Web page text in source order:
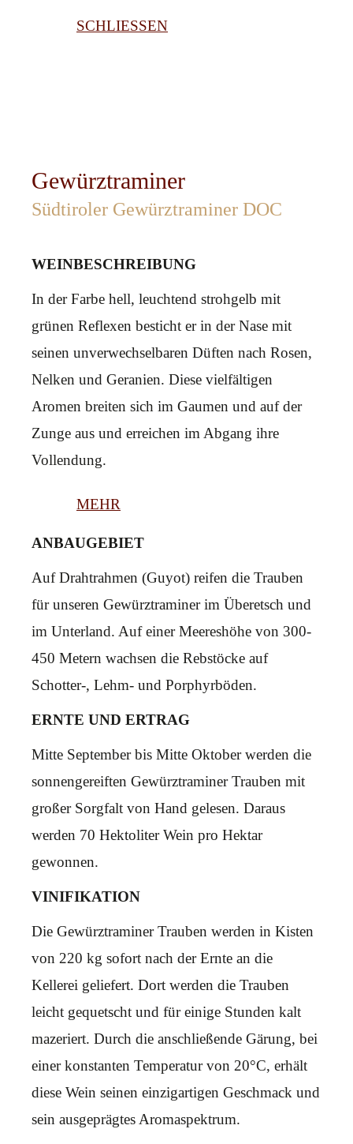
SCHLIESSEN
Gewürztraminer
Südtiroler Gewürztraminer DOC
WEINBESCHREIBUNG
In der Farbe hell, leuchtend strohgelb mit
grünen Reflexen besticht er in der Nase mit
seinen unverwechselbaren Düften nach Rosen,
Nelken und Geranien. Diese vielfältigen
Aromen breiten sich im Gaumen und auf der
Zunge aus und erreichen im Abgang ihre
Vollendung.
MEHR
ANBAUGEBIET
Auf Drahtrahmen (Guyot) reifen die Trauben
für unseren Gewürztraminer im Überetsch und
im Unterland. Auf einer Meereshöhe von 300-
450 Metern wachsen die Rebstöcke auf
Schotter-, Lehm- und Porphyrböden.
ERNTE UND ERTRAG
Mitte September bis Mitte Oktober werden die
sonnengereiften Gewürztraminer Trauben mit
großer Sorgfalt von Hand gelesen. Daraus
werden 70 Hektoliter Wein pro Hektar
gewonnen.
VINIFIKATION
Die Gewürztraminer Trauben werden in Kisten
von 220 kg sofort nach der Ernte an die
Kellerei geliefert. Dort werden die Trauben
leicht gequetscht und für einige Stunden kalt
mazeriert. Durch die anschließende Gärung, bei
einer konstanten Temperatur von 20°C, erhält
diese Wein seinen einzigartigen Geschmack und
sein ausgeprägtes Aromaspektrum.